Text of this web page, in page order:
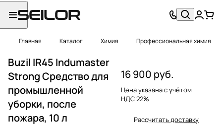
Главная Каталог Химия Профессиональная химия
Buzil IR45 Indumaster
Strong Средство для
промышленной
уборки, после
пожара, 10 л
16 900 руб.
Цена указана с учётом
НДС 22%
Рассчитать доставку